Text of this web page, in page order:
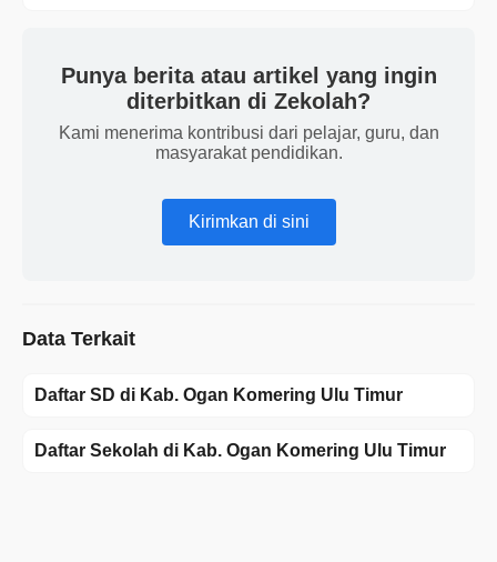
Punya berita atau artikel yang ingin
diterbitkan di Zekolah?
Kami menerima kontribusi dari pelajar, guru, dan
masyarakat pendidikan.
Kirimkan di sini
Data Terkait
Daftar SD di Kab. Ogan Komering Ulu Timur
Daftar Sekolah di Kab. Ogan Komering Ulu Timur